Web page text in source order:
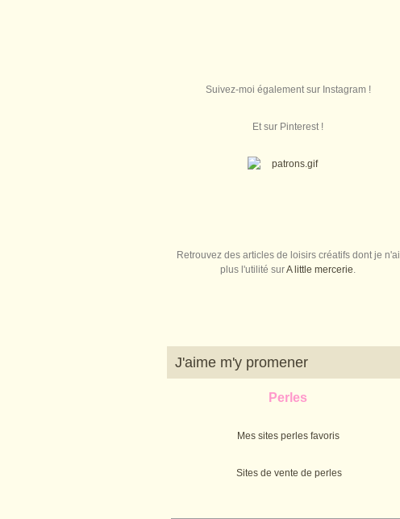
Suivez-moi également sur Instagram !
Et sur Pinterest !
Retrouvez des articles de loisirs créatifs dont je n'ai
plus l'utilité surA little mercerie.
J'aime m'y promener
Perles
Mes sites perles favoris
Sites de vente de perles